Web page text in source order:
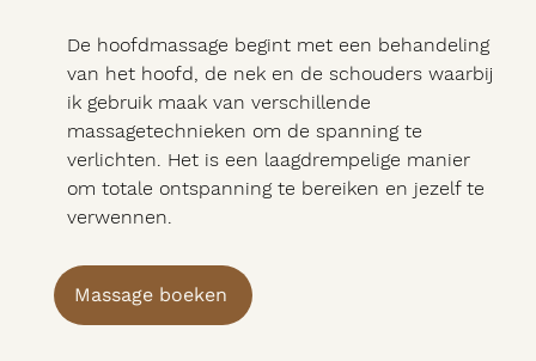
De hoofdmassage begint met een behandeling
van het hoofd, de nek en de schouders waarbij
ik gebruik maak van verschillende
massagetechnieken om de spanning te
verlichten. Het is een laagdrempelige manier
om totale ontspanning te bereiken en jezelf te
verwennen.
Massage boeken